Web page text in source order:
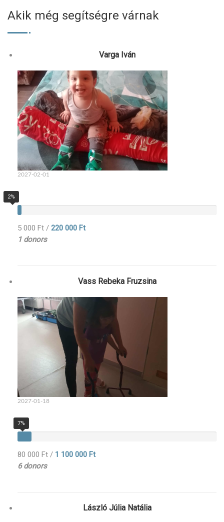
Akik még segítségre várnak
Varga Iván
2027-02-01
2%
5 000 Ft / 220 000 Ft
1 donors
Vass Rebeka Fruzsina
2027-01-18
7%
80 000 Ft / 1 100 000 Ft
6 donors
László Júlia Natália